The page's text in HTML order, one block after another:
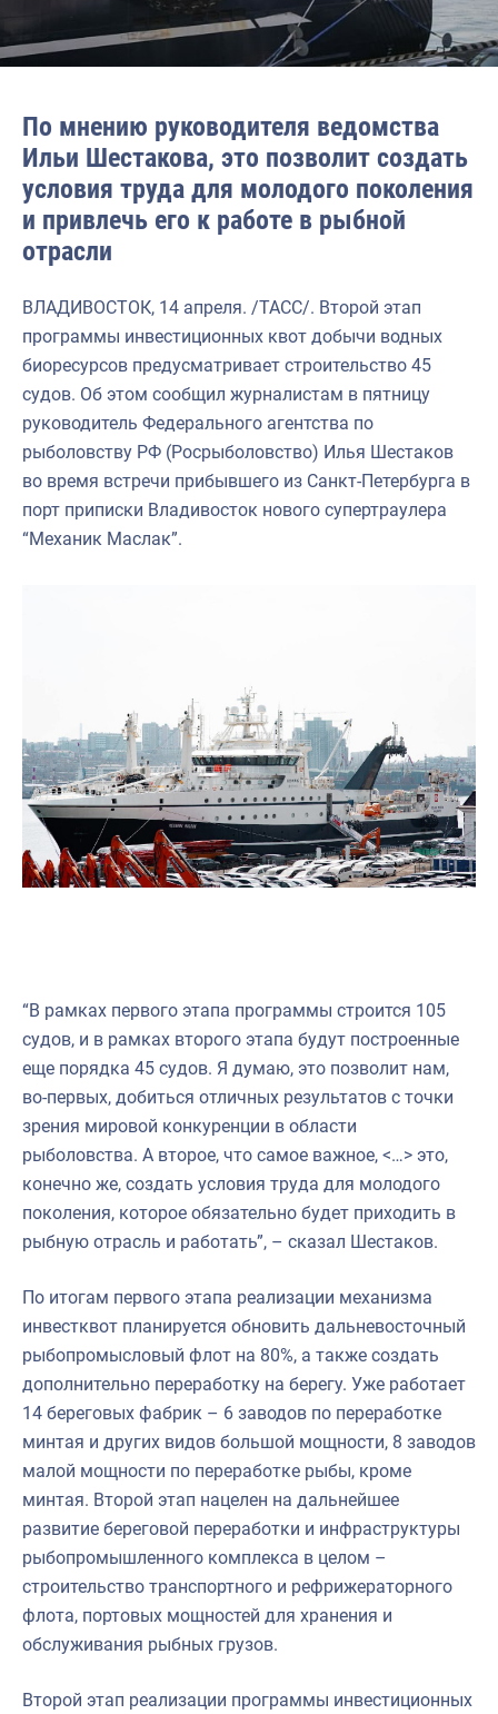
По мнению руководителя ведомства
Ильи Шестакова, это позволит создать
условия труда для молодого поколения
и привлечь его к работе в рыбной
отрасли
ВЛАДИВОСТОК, 14 апреля. /ТАСС/. Второй этап
программы инвестиционных квот добычи водных
биоресурсов предусматривает строительство 45
судов. Об этом сообщил журналистам в пятницу
руководитель Федерального агентства по
рыболовству РФ (Росрыболовство) Илья Шестаков
во время встречи прибывшего из Санкт-Петербурга в
порт приписки Владивосток нового супертраулера
“Механик Маслак”.
“В рамках первого этапа программы строится 105
судов, и в рамках второго этапа будут построенные
еще порядка 45 судов. Я думаю, это позволит нам,
во-первых, добиться отличных результатов с точки
зрения мировой конкуренции в области
рыболовства. А второе, что самое важное, <…> это,
конечно же, создать условия труда для молодого
поколения, которое обязательно будет приходить в
рыбную отрасль и работать”, – сказал Шестаков.
По итогам первого этапа реализации механизма
инвестквот планируется обновить дальневосточный
рыбопромысловый флот на 80%, а также создать
дополнительно переработку на берегу. Уже работает
14 береговых фабрик – 6 заводов по переработке
минтая и других видов большой мощности, 8 заводов
малой мощности по переработке рыбы, кроме
минтая. Второй этап нацелен на дальнейшее
развитие береговой переработки и инфраструктуры
рыбопромышленного комплекса в целом –
строительство транспортного и рефрижераторного
флота, портовых мощностей для хранения и
обслуживания рыбных грузов.
Второй этап реализации программы инвестиционных